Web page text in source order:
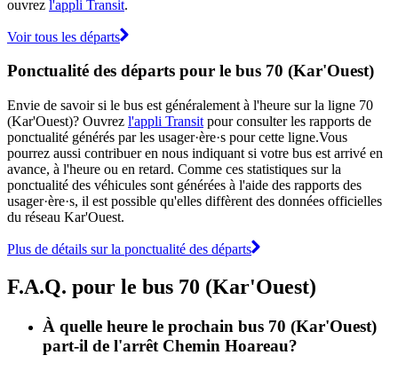
ouvrez l'appli Transit.
Voir tous les départs
Ponctualité des départs pour le bus 70 (Kar'Ouest)
Envie de savoir si le bus est généralement à l'heure sur la ligne 70
(Kar'Ouest)? Ouvrez l'appli Transit pour consulter les rapports de
ponctualité générés par les usager·ère·s pour cette ligne.Vous
pourrez aussi contribuer en nous indiquant si votre bus est arrivé en
avance, à l'heure ou en retard. Comme ces statistiques sur la
ponctualité des véhicules sont générées à l'aide des rapports des
usager·ère·s, il est possible qu'elles diffèrent des données officielles
du réseau Kar'Ouest.
Plus de détails sur la ponctualité des départs
F.A.Q. pour le bus 70 (Kar'Ouest)
À quelle heure le prochain bus 70 (Kar'Ouest)
part-il de l'arrêt Chemin Hoareau?